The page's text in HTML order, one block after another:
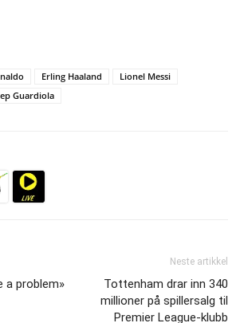
Erling Haaland
Lionel Messi
Guardiola
a problem»
Neste artikkel
Tottenham drar inn 340
millioner på spillersalg til
Premier League-klubb